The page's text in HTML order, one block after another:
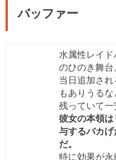
バッファー
水属性レイド
のひのき舞台
当日追加さ
もありうる
残っていて一
彼女の本領
与するバカげ
だ。
特に効果が永